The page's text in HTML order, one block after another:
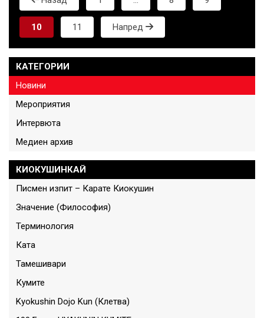
КАТЕГОРИИ
Новини
Мероприятия
Интервюта
Медиен архив
КИОКУШИНКАЙ
Писмен изпит – Карате Киокушин
Значение (Философия)
Терминология
Ката
Тамешивари
Кумите
Kyokushin Dojo Kun (Клетва)
10 11 Напред